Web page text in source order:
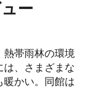
ー
熱帯雨林の環境
は、さまざまな
暖かい。同館は